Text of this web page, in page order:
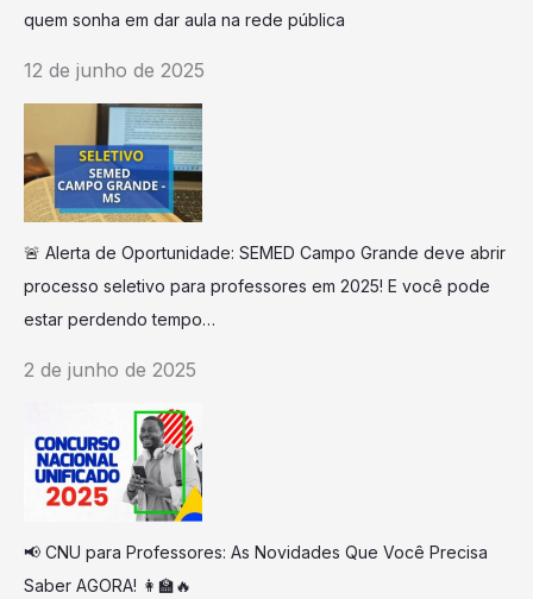
quem sonha em dar aula na rede pública
12 de junho de 2025
🚨 Alerta de Oportunidade: SEMED Campo Grande deve abrir
processo seletivo para professores em 2025! E você pode
estar perdendo tempo…
2 de junho de 2025
📢 CNU para Professores: As Novidades Que Você Precisa
Saber AGORA! 👩‍🏫🔥